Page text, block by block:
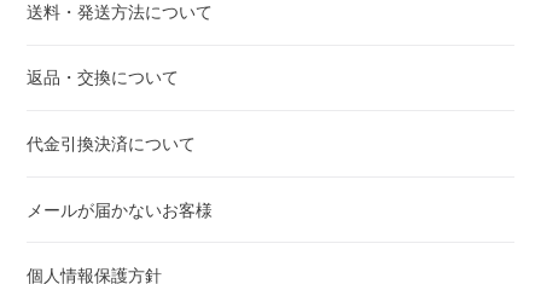
送料・発送方法について
返品・交換について
代金引換決済について
メールが届かないお客様
個人情報保護方針